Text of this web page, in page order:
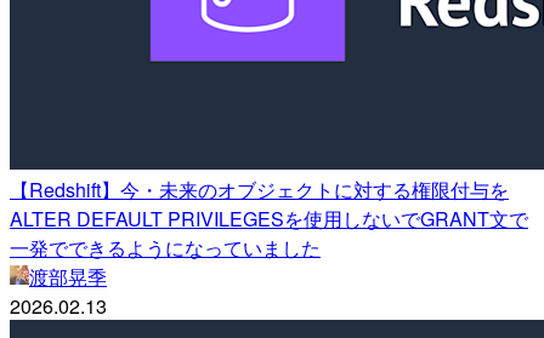
【Redshift】今・未来のオブジェクトに対する権限付与を
ALTER DEFAULT PRIVILEGESを使用しないでGRANT文で
一発でできるようになっていました
渡部晃季
2026.02.13